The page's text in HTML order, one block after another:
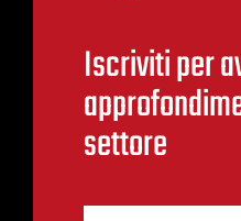
Iscriviti per
settore